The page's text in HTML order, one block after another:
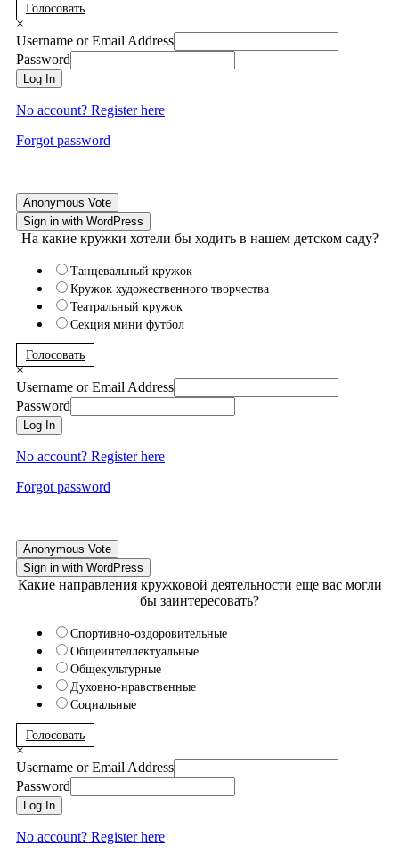
Голосовать
×
Username or Email Address
Password
Log In
No account? Register here
Forgot password
Anonymous Vote
Sign in with WordPress
На какие кружки хотели бы ходить в нашем детском саду?
Танцевальный кружок
Кружок художественного творчества
Театральный кружок
Секция мини футбол
Голосовать
×
Username or Email Address
Password
Log In
No account? Register here
Forgot password
Anonymous Vote
Sign in with WordPress
Какие направления кружковой деятельности еще вас могли
бы заинтересовать?
Спортивно-оздоровительные
Общеинтеллектуальные
Общекультурные
Духовно-нравственные
Социальные
Голосовать
×
Username or Email Address
Password
Log In
No account? Register here